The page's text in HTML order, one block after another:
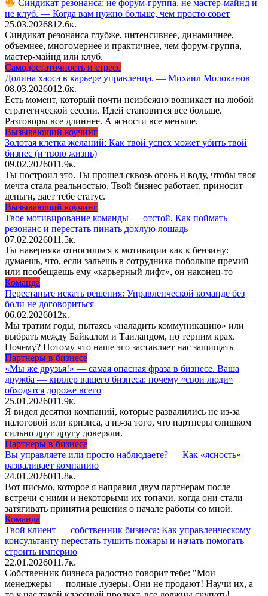
Синдикат резонанса: не форум-группа, не мастер-майнд и
не клуб. — Когда вам нужно больше, чем просто совет
25.03.2026812.6к.
Синдикат резонанса глубже, интенсивнее, динамичнее,
объемнее, многомернее и практичнее, чем форум-группа,
мастер-майнд или клуб.
Самодостаточность и стресс
Долина хаоса в карьере управленца. — Михаил Молоканов
08.03.2026012.6к.
Есть момент, который почти неизбежно возникает на любой
стратегической сессии. Идей становится все больше.
Разговоры все длиннее. А ясности все меньше.
Вызывающий коучинг
Золотая клетка желаний: Как твой успех может убить твой
бизнес (и твою жизнь)
09.02.2026011.9к.
Ты построил это. Ты прошел сквозь огонь и воду, чтобы твоя
мечта стала реальностью. Твой бизнес работает, приносит
деньги, дает тебе статус.
Вызывающий коучинг
Твое мотивирование команды — отстой. Как поймать
резонанс и перестать пинать дохлую лошадь
07.02.2026011.5к.
Ты наверняка относишься к мотивации как к бензину:
думаешь, что, если зальешь в сотрудника побольше премий
или пообещаешь ему «карьерный лифт», он наконец-то
Команда
Перестаньте искать решения: Управленческой команде без
боли не договориться
06.02.2026012к.
Мы тратим годы, пытаясь «наладить коммуникацию» или
выбрать между Байкалом и Таиландом, но терпим крах.
Почему? Потому что наше эго заставляет нас защищать
Партнеры в бизнесе
«Мы же друзья!» — самая опасная фраза в бизнесе. Ваша
дружба — киллер вашего бизнеса: почему «свои люди»
обходятся дороже всего
25.01.2026011.9к.
Я видел десятки компаний, которые развалились не из-за
налоговой или кризиса, а из-за того, что партнеры слишком
сильно друг другу доверяли.
Партнеры в бизнесе
Вы управляете или просто наблюдаете? — Как «ясность»
разваливает компанию
24.01.2026011.8к.
Вот письмо, которое я направил двум партнерам после
встречи с ними и некоторыми их топами, когда они стали
затягивать принятия решения о начале работы со мной.
Команда
Твой клиент — собственник бизнеса: Как управленческому
консультанту перестать тушить пожары и начать помогать
строить империю
22.01.2026011.7к.
Собственник бизнеса радостно говорит тебе: "Мои
менеджеры — полные лузеры. Они не продают! Научи их, а